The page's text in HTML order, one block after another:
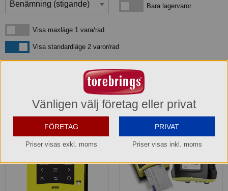
Bara lagervarorBara lagervaror
Visa maxläge 1 vara/rad
Visa maxläge 1 vara/rad
Visa standardlägeVisa standardläge 2 varor/rad
som matchar din sökning:
Vänligen välj företag eller privat
FÖRETAG
Priser visas exkl. moms
PRIVAT
Priser visas inkl. moms